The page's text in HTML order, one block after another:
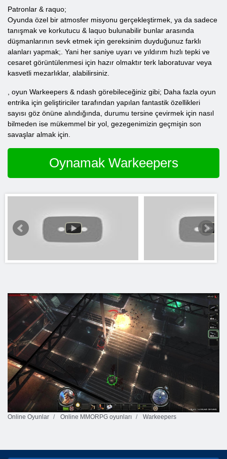
Patronlar & raquo;
Oyunda özel bir atmosfer misyonu gerçekleştirmek, ya da sadece
tanışmak ve korkutucu & laquo bulunabilir bunlar arasında
düşmanlarının sevk etmek için gereksinim duyduğunuz farklı
alanları yapmak;. Yani her saniye uyarı ve yıldırım hızlı tepki ve
cesaret görüntülenmesi için hazır olmaktır terk laboratuvar veya
kasvetli mezarlıklar, alabilirsiniz.
, oyun Warkeepers & ndash görebileceğiniz gibi; Daha fazla oyun
entrika için geliştiriciler tarafından yapılan fantastik özellikleri
sayısı göz önüne alındığında, durumu tersine çevirmek için nasıl
bilmeden ise mükemmel bir yol, gezegenimizin geçmişin son
savaşlar almak için.
Oynamak Warkeepers
Online Oyunlar Online MMORPG oyunları Warkeepers